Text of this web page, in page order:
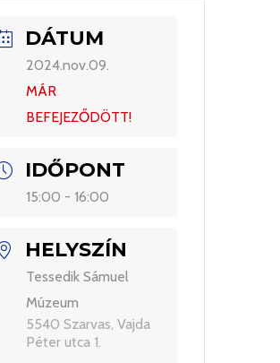
DÁTUM
2024.nov.09.
MÁR
BEFEJEZŐDÖTT!
IDŐPONT
15:00 - 16:00
HELYSZÍN
Tessedik Sámuel
Múzeum
5540 Szarvas, Vajda
Péter utca 1.